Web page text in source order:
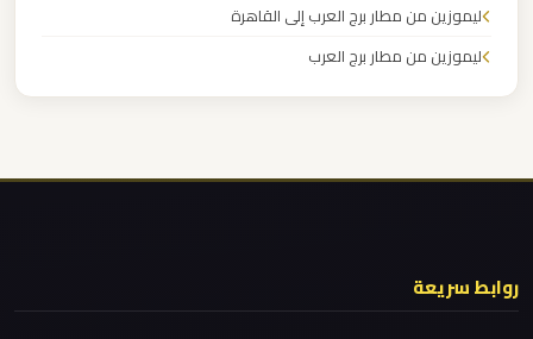
ليموزين من مطار برج العرب إلى القاهرة
ليموزين من مطار برج العرب
ليموزين من مطار القاهرة
ليموزين من القاهرة الى مطار برج العرب
ليموزين مطار شرم الشيخ
القاهرة
أسعار
مطار
روابط سريعة